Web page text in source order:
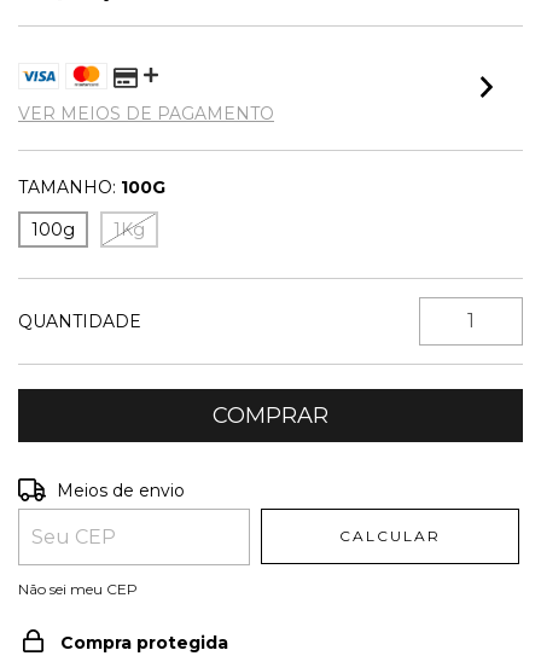
VER MEIOS DE PAGAMENTO
TAMANHO: 100G
100g
1Kg
QUANTIDADE
Entregas para o CEP:
Meios de envio
CALCULAR
Não sei meu CEP
Compra protegida